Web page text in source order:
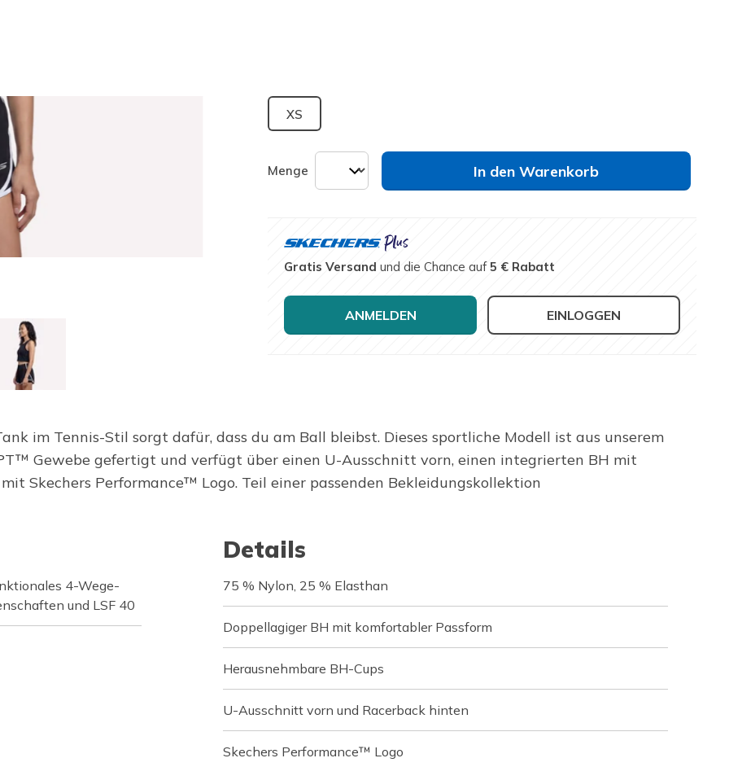
XS
Menge In den Warenkorb
Gratis Versand und die Chance auf5 € Rabatt
ANMELDEN EINLOGGEN
im Tennis-Stil sorgt dafür, dass du am Ball bleibst. Dieses sportliche Modell ist aus unserem
Gewebe gefertigt und verfügt über einen U-Ausschnitt vorn, einen integrierten BH mit
Skechers Performance™ Logo. Teil einer passenden Bekleidungskollektion
4-Wege-
und LSF 40
Details
75 % Nylon, 25 % Elasthan
Doppellagiger BH mit komfortabler Passform
Herausnehmbare BH-Cups
U-Ausschnitt vorn und Racerback hinten
Skechers Performance™ Logo